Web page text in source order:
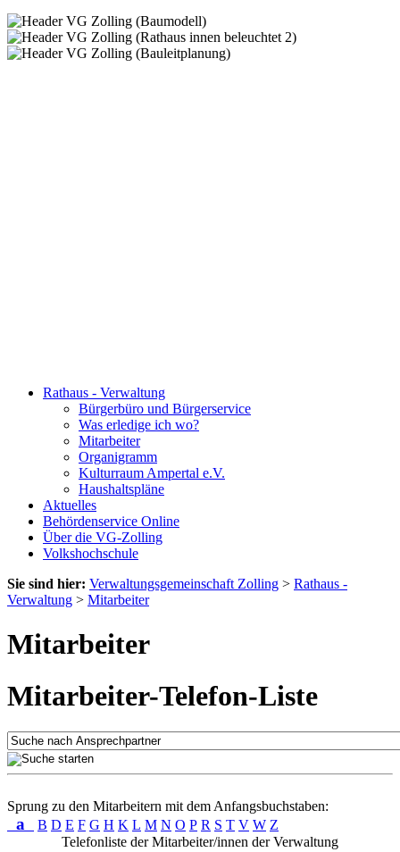
Rathaus - Verwaltung
Bürgerbüro und Bürgerservice
Was erledige ich wo?
Mitarbeiter
Organigramm
Kulturraum Ampertal e.V.
Haushaltspläne
Aktuelles
Behördenservice Online
Über die VG-Zolling
Volkshochschule
Sie sind hier: Verwaltungsgemeinschaft Zolling > Rathaus -
Verwaltung > Mitarbeiter
Mitarbeiter
Mitarbeiter-Telefon-Liste
Sprung zu den Mitarbeitern mit dem Anfangsbuchstaben:
a B D E F G H K L M N O P R S T V W Z
Telefonliste der Mitarbeiter/innen der Verwaltung